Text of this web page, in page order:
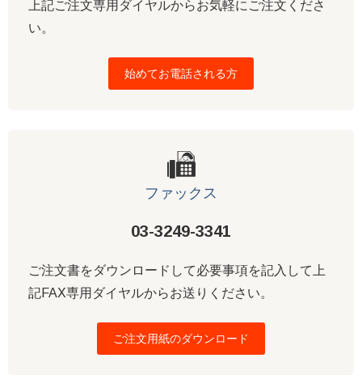
上記ご注文専用ダイヤルからお気軽にご注文くださ
い。
始めてお電話される方
ファックス
03-3249-3341
ご注文書をダウンロードして必要事項を記入して上
記FAX専用ダイヤルからお送りください。
ご注文用紙のダウンロード